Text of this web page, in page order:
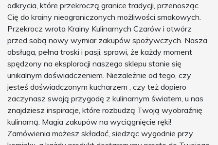
odkrycia, które przekroczą granice tradycji, przenosząc
Cię do krainy nieograniczonych możliwości smakowych.
Przekrocz wrota Krainy Kulinarnych Czarów i otwórz
przed sobą nowy wymiar zakupów spożywczych. Nasza
obsługa, pełna troski i pasji, sprawi, że każdy moment
spędzony na eksploracji naszego sklepu stanie się
unikalnym doświadczeniem. Niezależnie od tego, czy
jesteś doświadczonym kucharzem , czy też dopiero
zaczynasz swoją przygodę z kulinarnym światem, u nas
znajdziesz inspiracje, które rozbudzą Twoją wyobraźnię
kulinarną. Magia zakupów na wyciągnięcie ręki!
Zamówienia możesz składać, siedząc wygodnie przy